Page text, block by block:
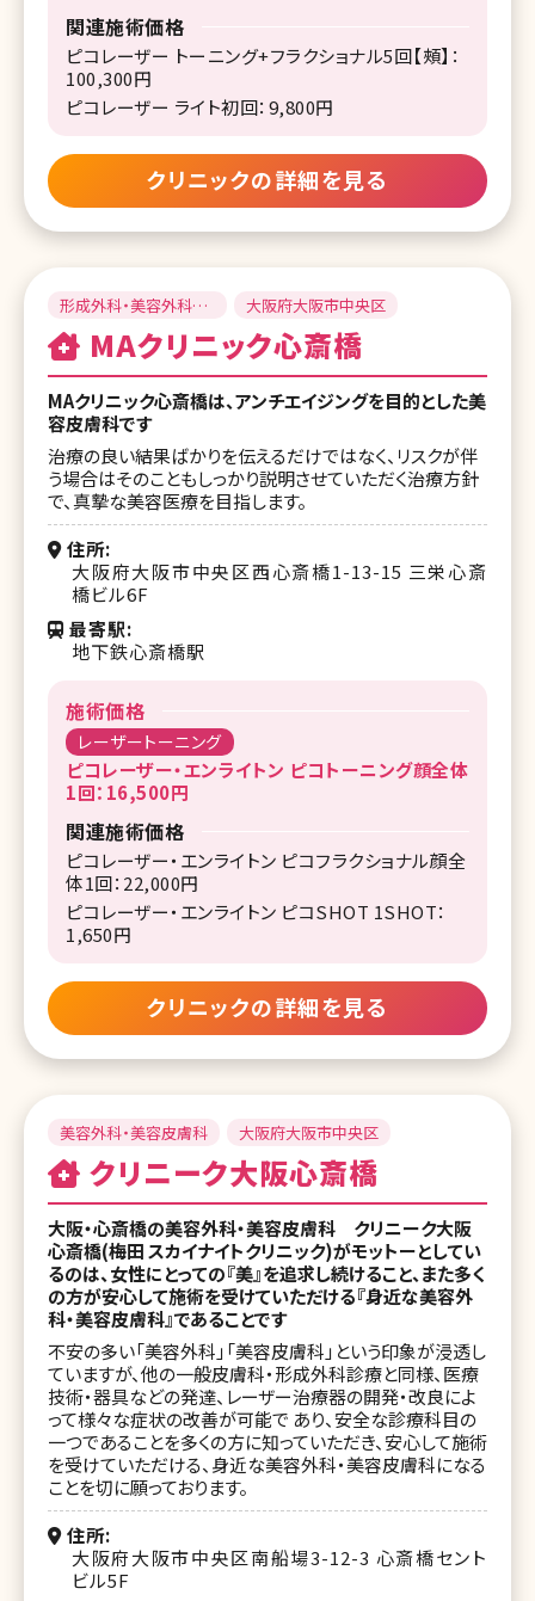
関連施術価格
ピコレーザー トーニング+フラクショナル5回【頰】：
100,300円
ピコレーザー ライト初回：9,800円
クリニックの詳細を見る
形成外科・美容外科・
皮膚科・美容皮膚科
大阪府大阪市中央区
MAクリニック心斎橋
MAクリニック心斎橋は、アンチエイジングを目的とした美
容皮膚科です
治療の良い結果ばかりを伝えるだけではなく、リスクが伴
う場合はそのこともしっかり説明させていただく治療方針
で、真摯な美容医療を目指します。
住所
大阪府大阪市中央区西心斎橋1-13-15 三栄心斎
橋ビル6F
最寄駅
地下鉄心斎橋駅
施術価格
レーザートーニング
ピコレーザー・エンライトン ピコトーニング顔全体
1回：16,500円
関連施術価格
ピコレーザー・エンライトン ピコフラクショナル顔全
体1回：22,000円
ピコレーザー・エンライトン ピコSHOT 1SHOT：
1,650円
クリニックの詳細を見る
美容外科・美容皮膚科 大阪府大阪市中央区
クリニーク大阪心斎橋
大阪・心斎橋の美容外科・美容皮膚科 クリニーク大阪
心斎橋(梅田 スカイナイトクリニック)がモットーとしてい
るのは、女性にとっての『美』を追求し続けること、また多く
の方が安心して施術を受けていただける『身近な美容外
科・美容皮膚科』であることです
不安の多い「美容外科」「美容皮膚科」という印象が浸透し
ていますが、他の一般皮膚科・形成外科診療と同様、医療
技術・器具などの発達、レーザー治療器の開発・改良によ
って様々な症状の改善が可能で あり、安全な診療科目の
一つであることを多くの方に知っていただき、安心して施術
を受けていただける、身近な美容外科・美容皮膚科になる
ことを切に願っております。
住所
大阪府大阪市中央区南船場3-12-3 心斎橋セント
ビル5F